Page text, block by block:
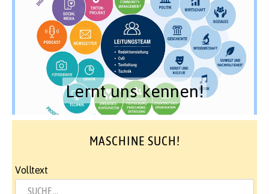
Lernt uns kennen!
MASCHINE SUCH!
Volltext